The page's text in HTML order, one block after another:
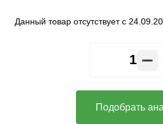
Данный товар отсутствует с
Подобрать